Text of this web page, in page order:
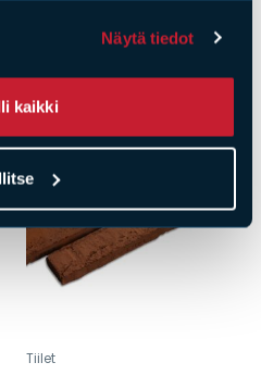
Näytä tiedot
kaikki
Tiilet